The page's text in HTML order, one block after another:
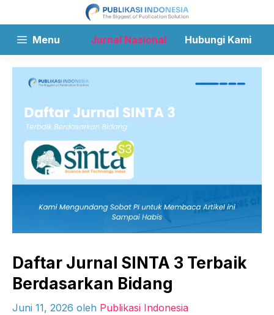
ke
Menu Jurnal Nasional Hubungi Kami
Daftar Jurnal SINTA 3 Terbaik
Berdasarkan Bidang
Juni 11, 2026 oleh Publikasi Indonesia